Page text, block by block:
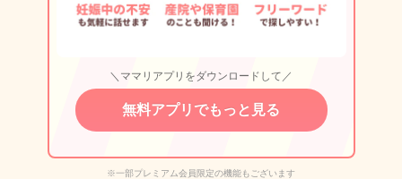
＼ママリアプリをダウンロードして／
無料アプリでもっと見る
※一部プレミアム会員限定の機能もございます